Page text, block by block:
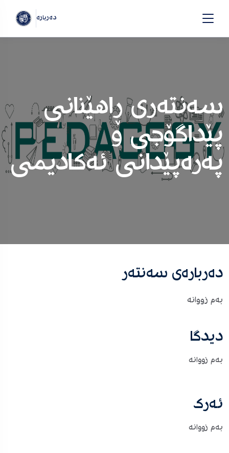
دەربارە
سەنتەری ڕاهێنانی
پێداگۆجی و
پەرەپێدانی ئەکادیمی
دەربارەی سەنتەر
بەم زووانە
دیدگا
بەم زووانە
ئەرک
بەم زووانە